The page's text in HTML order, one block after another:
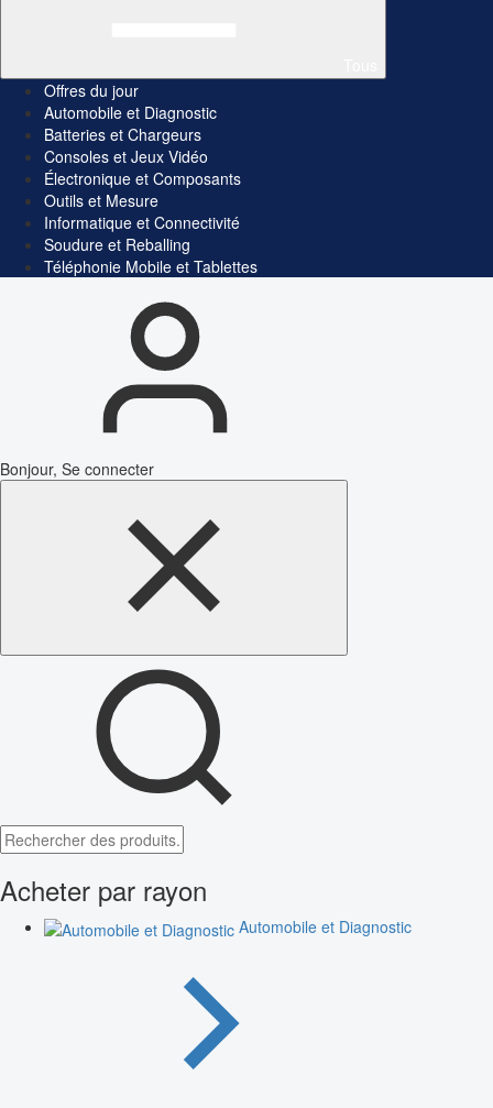
Offres du jour
Automobile et Diagnostic
Batteries et Chargeurs
Consoles et Jeux Vidéo
Électronique et Composants
Outils et Mesure
Informatique et Connectivité
Soudure et Reballing
Téléphonie Mobile et Tablettes
Bonjour, Se connecter
Acheter par rayon
Automobile et Diagnostic